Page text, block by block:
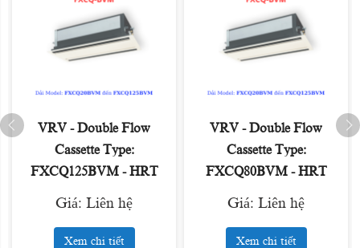
VRV - Double Flow
Cassette Type:
FXCQ125BVM - HRT
Giá: Liên hệ
Xem chi tiết
VRV - Double Flow
Cassette Type:
FXCQ80BVM - HRT
Giá: Liên hệ
Xem chi tiết